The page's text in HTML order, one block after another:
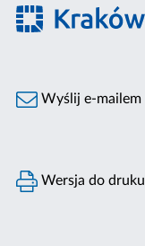
Wyślij e-mailem
Wersja do druku